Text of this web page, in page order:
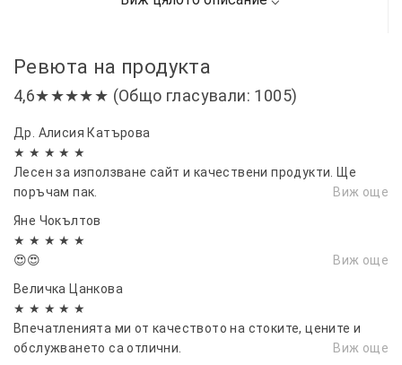
Ревюта на продукта
4,6★★★★★ (Общо гласували: 1005)
Др. Алисия Катърова
★ ★ ★ ★ ★
Лесен за използване сайт и качествени продукти. Ще
поръчам пак.
Виж още
Яне Чокълтов
★ ★ ★ ★ ★
😍😍
Виж още
Величка Цанкова
★ ★ ★ ★ ★
Впечатленията ми от качеството на стоките, цените и
обслужването са отлични.
Виж още